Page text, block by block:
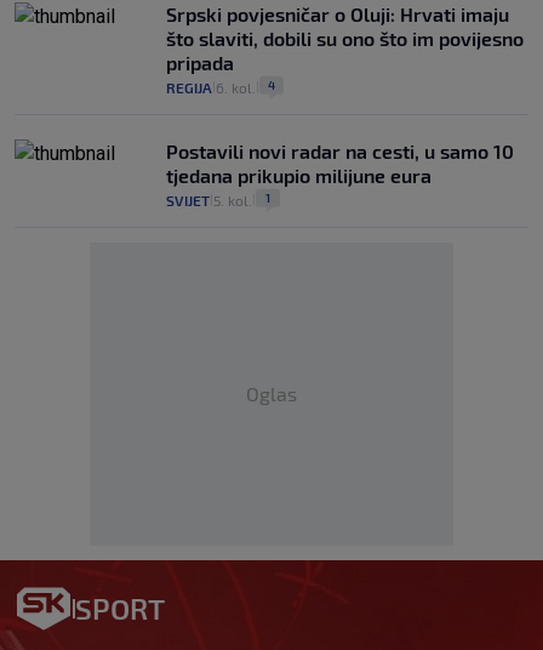
Srpski povjesničar o Oluji: Hrvati imaju
što slaviti, dobili su ono što im povijesno
pripada
REGIJA 6. kol. 4
Postavili novi radar na cesti, u samo 10
tjedana prikupio milijune eura
SVIJET 5. kol. 1
Oglas
SPORT